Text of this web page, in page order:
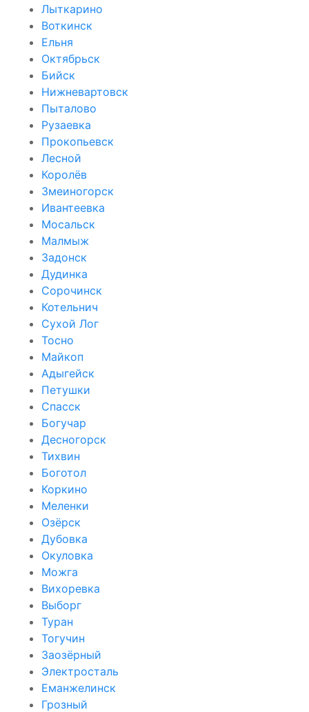
Лыткарино
Воткинск
Ельня
Октябрьск
Бийск
Нижневартовск
Пыталово
Рузаевка
Прокопьевск
Лесной
Королёв
Змеиногорск
Ивантеевка
Мосальск
Малмыж
Задонск
Дудинка
Сорочинск
Котельнич
Сухой Лог
Тосно
Майкоп
Адыгейск
Петушки
Спасск
Богучар
Десногорск
Тихвин
Боготол
Коркино
Меленки
Озёрск
Дубовка
Окуловка
Можга
Вихоревка
Выборг
Туран
Тогучин
Заозёрный
Электросталь
Еманжелинск
Грозный